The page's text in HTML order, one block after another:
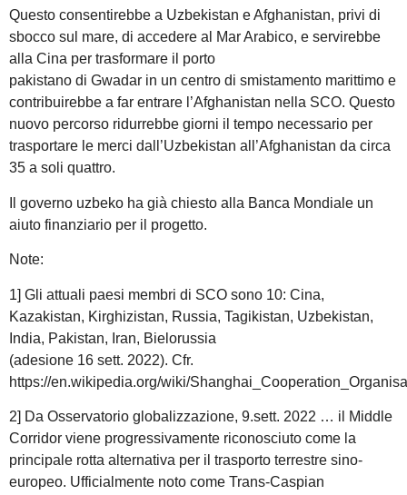
Questo consentirebbe a Uzbekistan e Afghanistan, privi di
sbocco sul mare, di accedere al Mar Arabico, e servirebbe
alla Cina per trasformare il porto
pakistano di Gwadar in un centro di smistamento marittimo e
contribuirebbe a far entrare l’Afghanistan nella SCO. Questo
nuovo percorso ridurrebbe giorni il tempo necessario per
trasportare le merci dall’Uzbekistan all’Afghanistan da circa
35 a soli quattro.
Il governo uzbeko ha già chiesto alla Banca Mondiale un
aiuto finanziario per il progetto.
Note:
1] Gli attuali paesi membri di SCO sono 10: Cina,
Kazakistan, Kirghizistan, Russia, Tagikistan, Uzbekistan,
India, Pakistan, Iran, Bielorussia
(adesione 16 sett. 2022). Cfr.
https://en.wikipedia.org/wiki/
2] Da Osservatorio globalizzazione, 9.sett. 2022 … il Middle
Corridor viene progressivamente riconosciuto come la
principale rotta alternativa per il trasporto terrestre sino-
europeo. Ufficialmente noto come Trans-Caspian